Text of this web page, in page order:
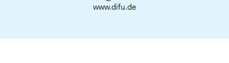
www.difu.de